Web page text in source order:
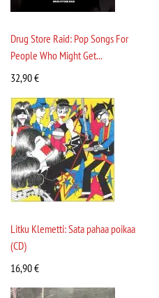
Drug Store Raid: Pop Songs For
People Who Might Get...
32,90€
Litku Klemetti: Sata pahaa poikaa
(CD)
16,90€